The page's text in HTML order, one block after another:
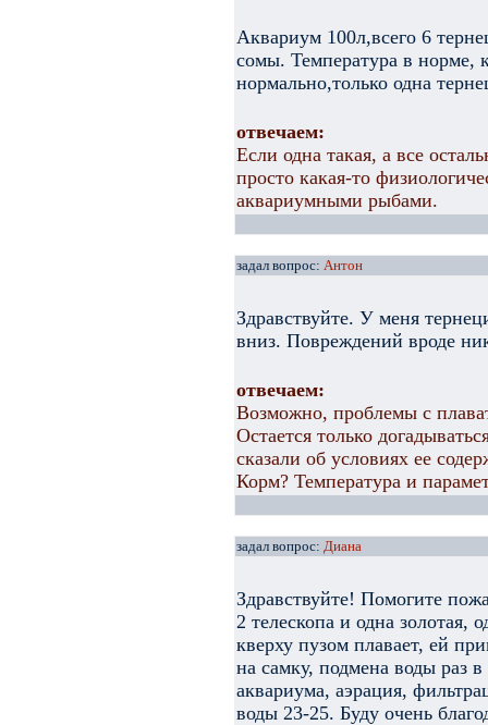
Аквариум 100л,всего 6
сомы. Температура в норме,
нормально,только одна
отвечаем:
Если одна такая, а все
просто какая-то
аквариумными рыбами.
задал вопрос: Антон
Здравствуйте. У меня
вниз. Повреждений вроде
отвечаем:
Возможно, проблемы с
Остается только
сказали об условиях ее
Корм? Температура и
задал вопрос: Диана
Здравствуйте! Помогите
2 телескопа и одна золотая,
кверху пузом плавает, ей
на самку, подмена воды раз
аквариума, аэрация,
воды 23-25. Буду очень